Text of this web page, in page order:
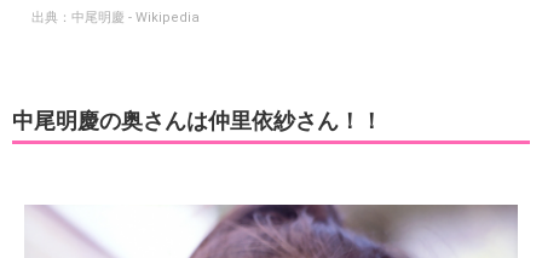
出典： 中尾明慶 - Wikipedia
中尾明慶の奥さんは仲里依紗さん！！